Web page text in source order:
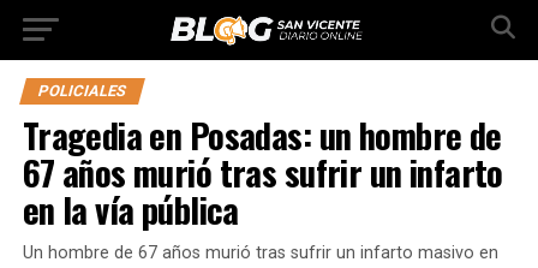
POLICIALES
Tragedia en Posadas: un hombre de
67 años murió tras sufrir un infarto
en la vía pública
Un hombre de 67 años murió tras sufrir un infarto masivo en